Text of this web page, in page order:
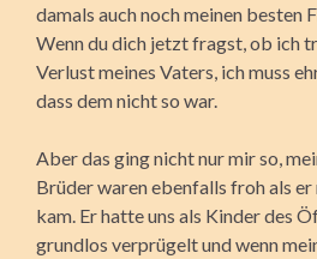
damals auch noch meinen besten
Wenn du dich jetzt fragst, ob ich
Verlust meines Vaters, ich muss
dass dem nicht so war.
Aber das ging nicht nur mir so,
Brüder waren ebenfalls froh als
kam. Er hatte uns als Kinder des
grundlos verprügelt und wenn